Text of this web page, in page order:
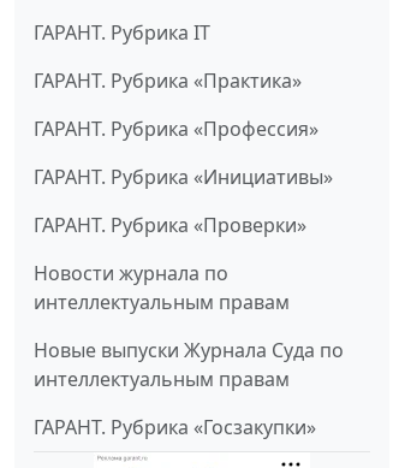
ГАРАНТ. Рубрика IT
ГАРАНТ. Рубрика «Практика»
ГАРАНТ. Рубрика «Профессия»
ГАРАНТ. Рубрика «Инициативы»
ГАРАНТ. Рубрика «Проверки»
Новости журнала по
интеллектуальным правам
Новые выпуски Журнала Суда по
интеллектуальным правам
ГАРАНТ. Рубрика «Госзакупки»